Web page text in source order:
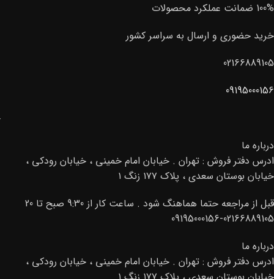
100% ضمانت عملکرد محصولات
خرید حضوری و ارسال به سراسر کشور
02166889105
09195000156
درباره ما
ادرس دفتر فروش : تهران . خیابان امام خمینی ، خیابان رودکی ،
خیابان بوستان سعدی ، پلاک ۱۷۷ زنگ ۱
قبل از مراجعه حتما هماهنگ شود . ساعت کار از 9:30 صبح تا 20
02166889105-09195000156
درباره ما
ادرس دفتر فروش : تهران . خیابان امام خمینی ، خیابان رودکی ،